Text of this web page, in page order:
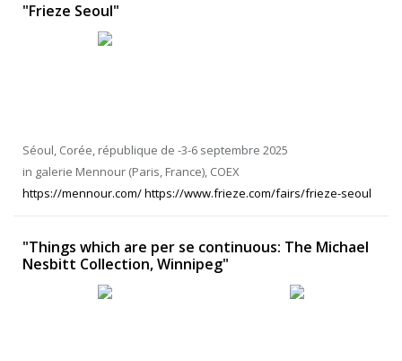
"Frieze Seoul"
Séoul, Corée, république de -3-6 septembre 2025
in galerie Mennour (Paris, France), COEX
https://mennour.com/ https://www.frieze.com/fairs/frieze-seoul
"Things which are per se continuous: The Michael
Nesbitt Collection, Winnipeg"